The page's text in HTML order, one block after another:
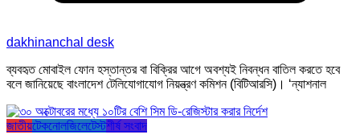
dakhinanchal desk
ব্যবহৃত মোবাইল ফোন হস্তান্তর বা বিক্রির আগে অবশ্যই নিবন্ধন বাতিল করতে হবে
বলে জানিয়েছে বাংলাদেশ টেলিযোগাযোগ নিয়ন্ত্রণ কমিশন (বিটিআরসি)। ‘ন্যাশনাল
জাতীয়টেকনোলজিলেটেস্টশীর্ষ সংবাদ